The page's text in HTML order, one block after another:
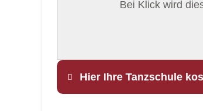
Bei Klick wird
Hier Ihre Tanzschule